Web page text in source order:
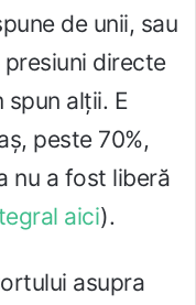
de unii, sau
directe
alții. E
peste 70%,
nu a fost liberă
aici).
asupra